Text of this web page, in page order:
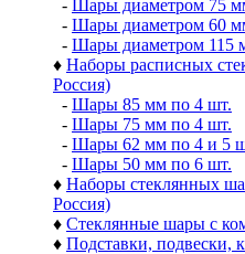
- Шары диаметром 75
- Шары диаметром 60
- Шары диаметром 115
♦ Наборы расписных
Россия)
- Шары 85 мм по 4 шт.
- Шары 75 мм по 4 шт.
- Шары 62 мм по 4 и 5
- Шары 50 мм по 6 шт.
♦ Наборы стеклянных
Россия)
♦ Стеклянные шары с
♦ Подставки, подвески,